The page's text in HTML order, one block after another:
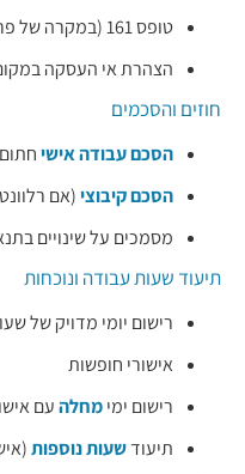
טופס 161 (במקרה של פרישה/פיטורין)
הצהרת אי העסקה
חוזים והסכמים
הסכם עבודה אישיחתום
הסכם קיבוצי(אם רלוונטי)
מסמכים על שינויים
תיעוד שעות עבודה ונוכחות
רישום יומי מדויק של
אישורי חופשות
רישום ימימחלהעם
תיעודשעות נוספות